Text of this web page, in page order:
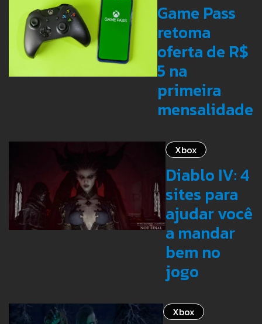
Game Pass
retoma
oferta de R$
5 na
primeira
mensalidade
Xbox
Diablo IV: 4
sites para
ajudar você
a mandar
bem no
jogo
Xbox